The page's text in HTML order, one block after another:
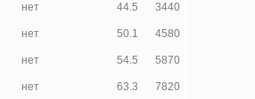
нет 44.5 3440
нет 50.1 4580
нет 54.5 5870
нет 63.3 7820